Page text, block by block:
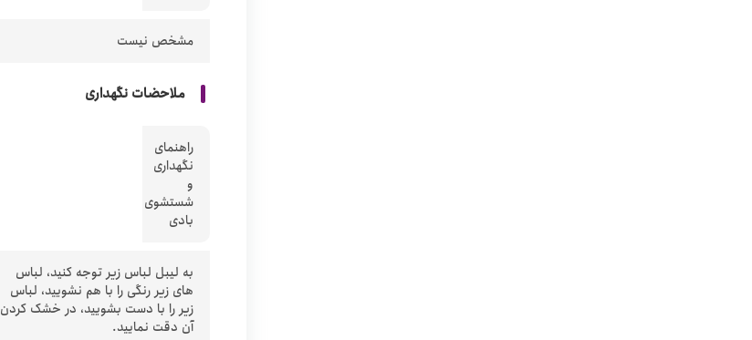
مشخص نیست
ملاحضات نگهداری
راهنمای
نگهداری
و
شستشوی
بادی
به لیبل لباس زیر توجه کنید، لباس
های زیر رنگی را با هم نشویید، لباس
زیر را با دست بشویید، در خشک کردن
آن دقت نمایید.